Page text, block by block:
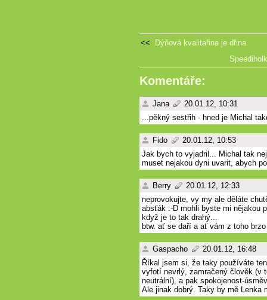
<<
Dýňová kvalitařina je dřina
Komentáře:
Jana
20.01.12, 10:31
...pěkný sestřih - hned je Michal
Fido
20.01.12, 10:53
Jak bych to vyjadril... Michal tak
muset nejakou dyni uvarit, abych
Berry
20.01.12, 12:33
neprovokujte, vy my ale děláte
absťák :-D mohli byste mi nějakou
když je to tak drahý...
btw. ať se daří a ať vám z toho brzo
Gaspacho
20.01.12, 16:48
Říkal jsem si, že taky používáte
vyfotí nevrlý, zamračený člověk (v
neutrální), a pak spokojenost-
Ale jinak dobrý. Taky by mě Lenka